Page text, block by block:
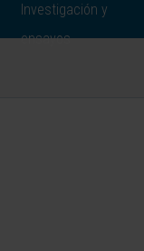
Investigación y
ensayos